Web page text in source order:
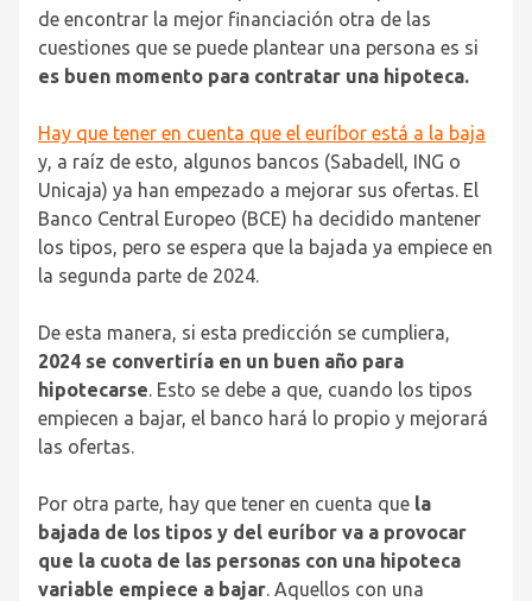
de encontrar la mejor financiación otra de las
cuestiones que se puede plantear una persona es si
es buen momento para contratar una hipoteca.
Hay que tener en cuenta que el euríbor está a la baja
y, a raíz de esto, algunos bancos (Sabadell, ING o
Unicaja) ya han empezado a mejorar sus ofertas. El
Banco Central Europeo (BCE) ha decidido mantener
los tipos, pero se espera que la bajada ya empiece en
la segunda parte de 2024.
De esta manera, si esta predicción se cumpliera,
2024 se convertiría en un buen año para
hipotecarse. Esto se debe a que, cuando los tipos
empiecen a bajar, el banco hará lo propio y mejorará
las ofertas.
Por otra parte, hay que tener en cuenta que la
bajada de los tipos y del euríbor va a provocar
que la cuota de las personas con una hipoteca
variable empiece a bajar. Aquellos con una